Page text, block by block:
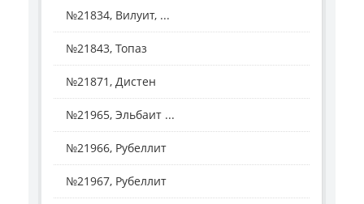
№21834, Вилуит, ...
№21843, Топаз
№21871, Дистен
№21965, Эльбаит ...
№21966, Рубеллит
№21967, Рубеллит